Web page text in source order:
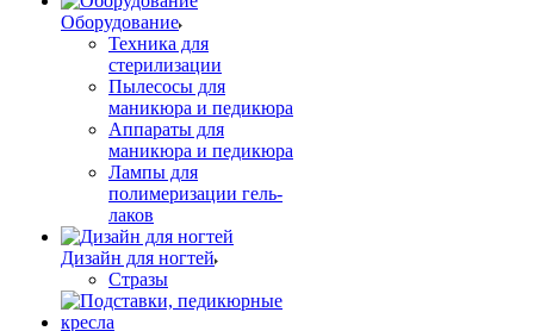
Оборудование
Техника для
стерилизации
Пылесосы для
маникюра и педикюра
Аппараты для
маникюра и педикюра
Лампы для
полимеризации гель-
лаков
Дизайн для ногтей
Стразы